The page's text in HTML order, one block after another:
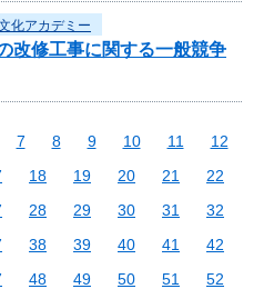
化アカデミー
改修工事に関する一般競争
7 8 9 10 11
12
18 19 20 21
22
28 29 30 31
32
38 39 40 41
42
48 49 50 51
52